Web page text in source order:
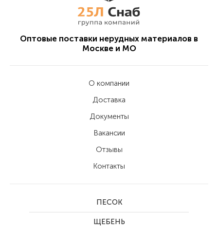
Оптовые поставки нерудных материалов в
Москве и МО
О компании
Доставка
Документы
Вакансии
Отзывы
Контакты
ПЕСОК
ЩЕБЕНЬ